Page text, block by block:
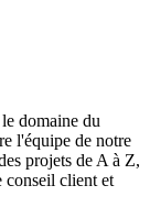
domaine du
l'équipe de notre
projets de A à Z,
conseil client et